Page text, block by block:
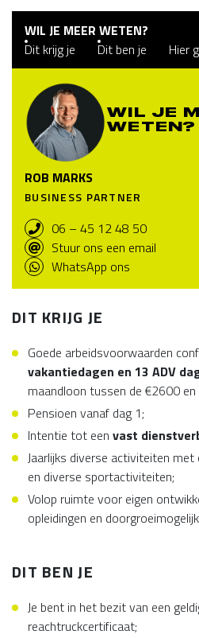
WIL JE MEER WETEN?
Dit krijg je
Dit ben je Hier
WIL JE
WETEN?
ROB MARKS
BUSINESS PARTNER
06 – 45 12 48 50
Stuur ons een email
WhatsApp ons
DIT KRIJG JE
Goede arbeidsvoorwaarden
vakantiedagen en 13 ADV
maandloon tussen de €2600
Pensioen vanaf dag 1;
Intentie tot een vast
Jaarlijks diverse activiteiten met
en diverse sportactiviteiten;
Volop ruimte voor eigen
opleidingen en
DIT BEN JE
Je bent in het bezit van een
reachtruckcertificaat;